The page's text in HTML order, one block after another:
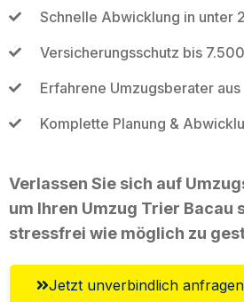
Schnelle Abwicklung in unter
Versicherungsschutz bis
Erfahrene Umzugsberater
Komplette Planung &
Verlassen Sie sich auf
um Ihren Umzug Trier Bacau
stressfrei wie möglich zu
Jetzt unverbindlich anfragen